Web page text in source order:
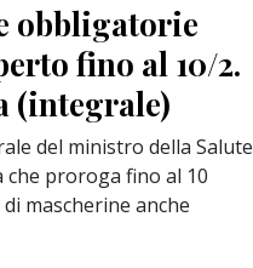
obbligatorie
fino al 10/2.
(integrale)
del ministro della Salute
che proroga fino al 10
mascherine anche